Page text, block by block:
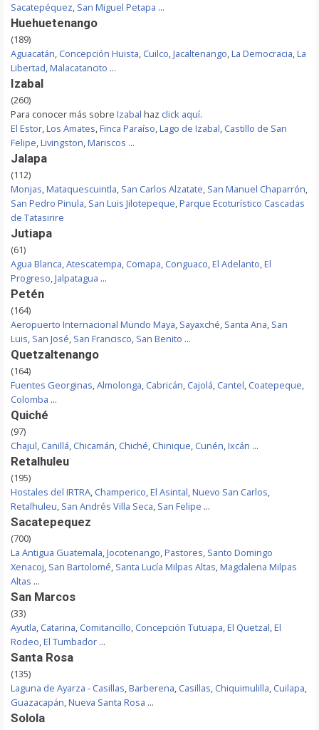
Sacatepéquez, San Miguel Petapa ...
Huehuetenango
(189)
Aguacatán, Concepción Huista, Cuilco,Jacaltenango,La Democracia,La
Libertad,Malacatancito ...
Izabal
(260)
Para conocer más sobre Izabal haz click aquí.
El Estor,Los Amates,Finca Paraíso,Lago de Izabal, Castillo de San
Felipe,Livingston,Mariscos ...
Jalapa
(112)
Monjas,Mataquescuintla, San Carlos Alzatate, San Manuel Chaparrón,
San Pedro Pinula, San Luis Jilotepeque,Parque Ecoturístico Cascadas
de Tatasirire
Jutiapa
(61)
Agua Blanca,Atescatempa, Comapa, Conguaco,El Adelanto,El
Progreso,Jalpatagua ...
Petén
(164)
Aeropuerto Internacional Mundo Maya, Sayaxché, Santa Ana, San
Luis, San José, San Francisco, San Benito ...
Quetzaltenango
(164)
Fuentes Georginas,Almolonga, Cabricán, Cajolá, Cantel, Coatepeque,
Colomba ...
Quiché
(97)
Chajul, Canillá, Chicamán, Chiché, Chinique, Cunén,Ixcán ...
Retalhuleu
(195)
Hostales del IRTRA, Champerico,El Asintal,Nuevo San Carlos,
Retalhuleu, San Andrés Villa Seca, San Felipe ...
Sacatepequez
(700)
La Antigua Guatemala,Jocotenango,Pastores, Santo Domingo
Xenacoj, San Bartolomé, Santa Lucía Milpas Altas,Magdalena Milpas
Altas ...
San Marcos
(33)
Ayutla, Catarina, Comitancillo, Concepción Tutuapa,El Quetzal,El
Rodeo,El Tumbador ...
Santa Rosa
(135)
Laguna de Ayarza - Casillas,Barberena, Casillas, Chiquimulilla, Cuilapa,
Guazacapán,Nueva Santa Rosa ...
Solola